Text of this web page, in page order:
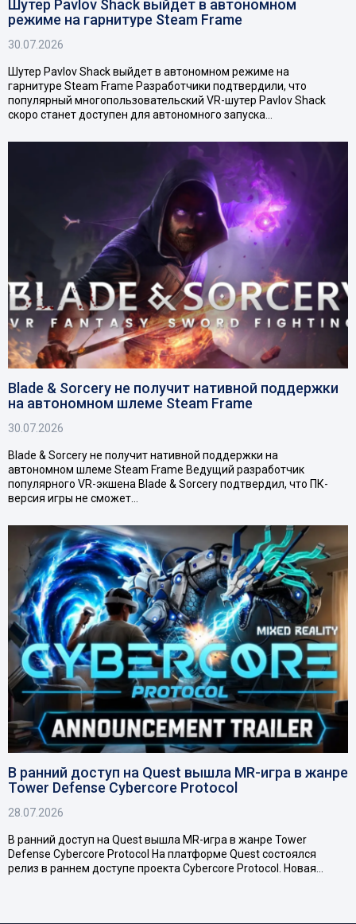
Шутер Pavlov Shack выйдет в автономном
режиме на гарнитуре Steam Frame
30.07.2026
Шутер Pavlov Shack выйдет в автономном режиме на
гарнитуре Steam Frame Разработчики подтвердили, что
популярный многопользовательский VR-шутер Pavlov Shack
скоро станет доступен для автономного запуска…
Blade & Sorcery не получит нативной поддержки
на автономном шлеме Steam Frame
30.07.2026
Blade & Sorcery не получит нативной поддержки на
автономном шлеме Steam Frame Ведущий разработчик
популярного VR-экшена Blade & Sorcery подтвердил, что ПК-
версия игры не сможет…
В ранний доступ на Quest вышла MR-игра в жанре
Tower Defense Cybercore Protocol
28.07.2026
В ранний доступ на Quest вышла MR-игра в жанре Tower
Defense Cybercore Protocol На платформе Quest состоялся
релиз в раннем доступе проекта Cybercore Protocol. Новая…